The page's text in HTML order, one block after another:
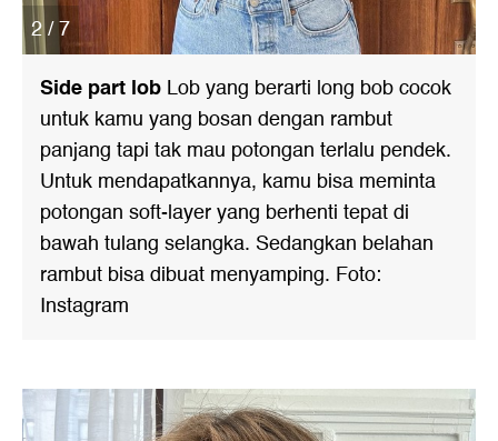
2 / 7
Side part lob Lob yang berarti long bob cocok
untuk kamu yang bosan dengan rambut
panjang tapi tak mau potongan terlalu pendek.
Untuk mendapatkannya, kamu bisa meminta
potongan soft-layer yang berhenti tepat di
bawah tulang selangka. Sedangkan belahan
rambut bisa dibuat menyamping. Foto:
Instagram